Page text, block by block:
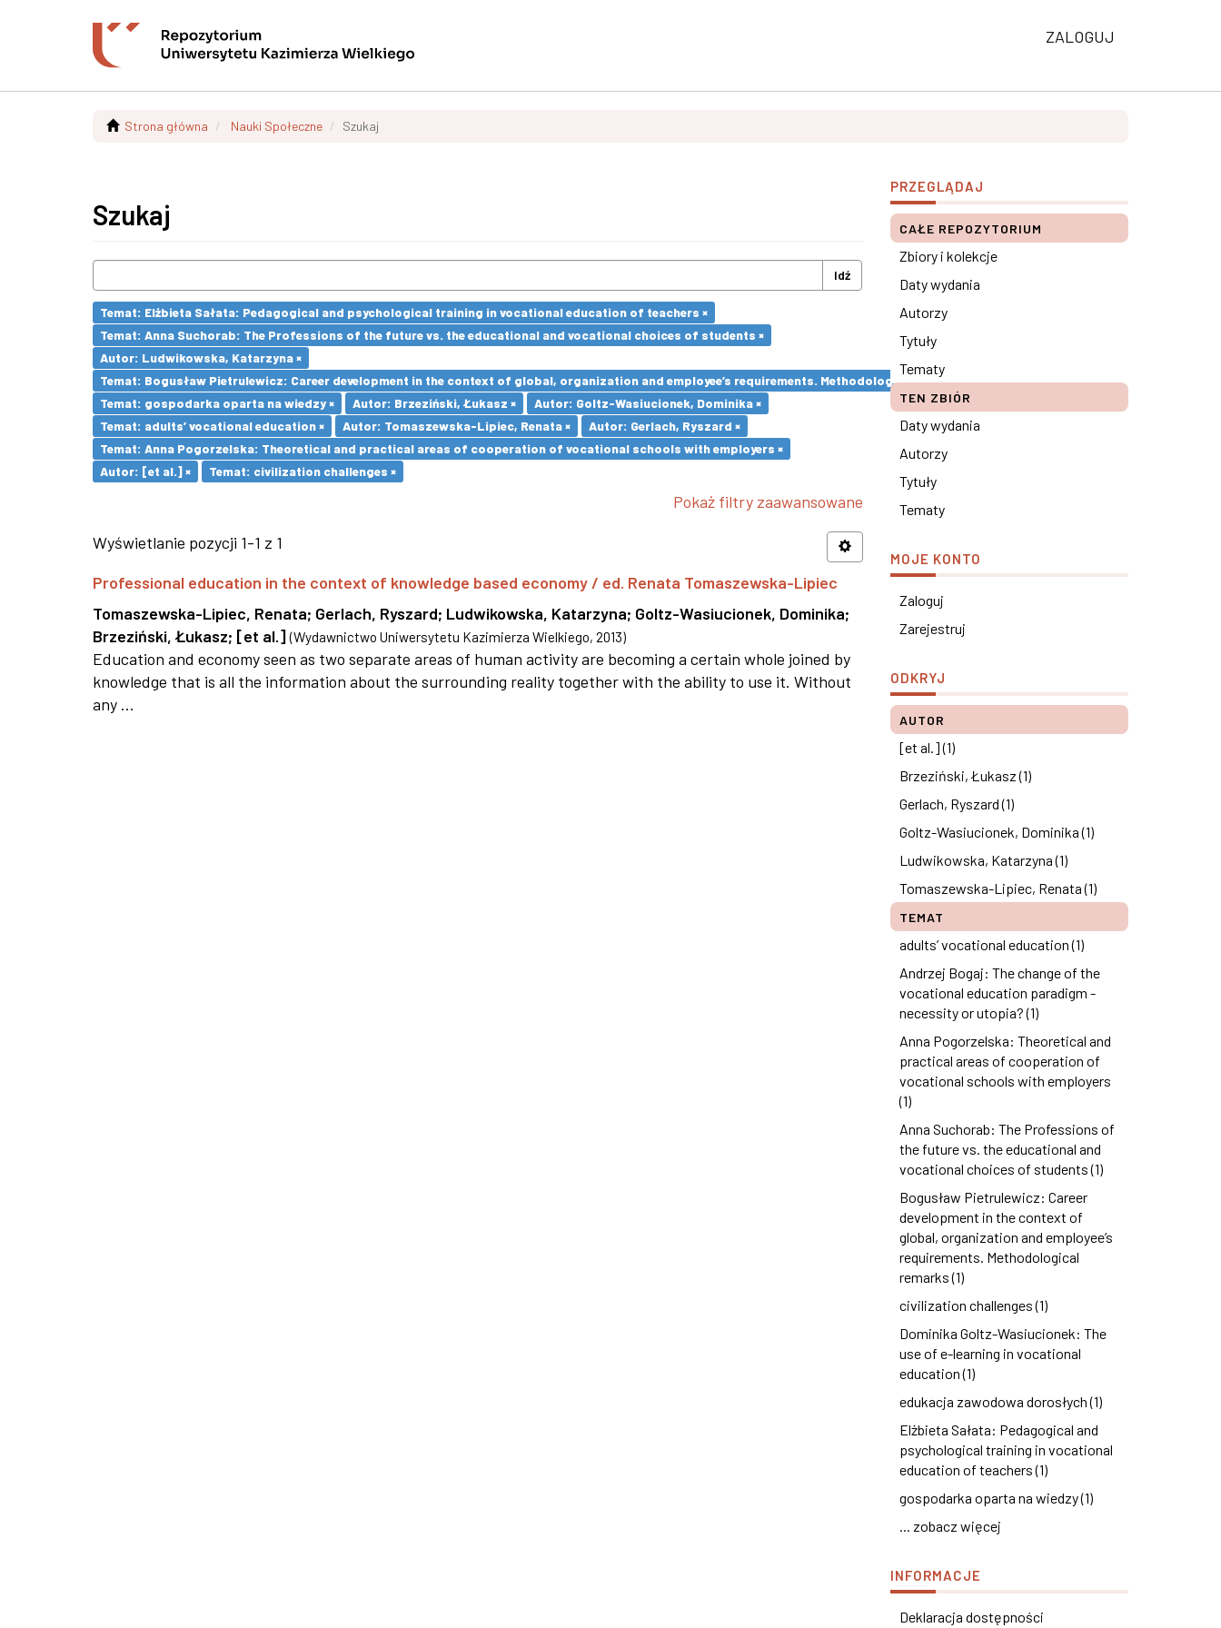
ZALOGUJ
Strona główna Nauki Społeczne Szukaj
Szukaj
Idź
Temat: Elżbieta Sałata: Pedagogical and psychological training in vocational education of teachers ×
Temat: Anna Suchorab: The Professions of the future vs. the educational and vocational choices of students ×
Autor: Ludwikowska, Katarzyna ×
Temat: Bogusław Pietrulewicz: Career development in the context of global, organization and employee’s requirements. Methodological remarks ×
Temat: gospodarka oparta na wiedzy ×
Autor: Brzeziński, Łukasz ×
Autor: Goltz-Wasiucionek, Dominika ×
Temat: adults’ vocational education ×
Autor: Tomaszewska-Lipiec, Renata ×
Autor: Gerlach, Ryszard ×
Temat: Anna Pogorzelska: Theoretical and practical areas of cooperation of vocational schools with employers ×
Autor: [et al.] ×
Temat: civilization challenges ×
Pokaż filtry zaawansowane
Wyświetlanie pozycji 1-1 z 1
Professional education in the context of knowledge based economy / ed. Renata Tomaszewska-Lipiec
Tomaszewska-Lipiec, Renata; Gerlach, Ryszard; Ludwikowska, Katarzyna; Goltz-Wasiucionek, Dominika;
Brzeziński, Łukasz; [et al.] (Wydawnictwo Uniwersytetu Kazimierza Wielkiego, 2013)
Education and economy seen as two separate areas of human activity are becoming a certain whole joined by
knowledge that is all the information about the surrounding reality together with the ability to use it. Without
any ...
PRZEGLĄDAJ
CAŁE REPOZYTORIUM
Zbiory i kolekcje
Daty wydania
Autorzy
Tytuły
Tematy
TEN ZBIÓR
Daty wydania
Autorzy
Tytuły
Tematy
MOJE KONTO
Zaloguj
Zarejestruj
ODKRYJ
AUTOR
[et al.] (1)
Brzeziński, Łukasz (1)
Gerlach, Ryszard (1)
Goltz-Wasiucionek, Dominika (1)
Ludwikowska, Katarzyna (1)
Tomaszewska-Lipiec, Renata (1)
TEMAT
adults’ vocational education (1)
Andrzej Bogaj: The change of the
vocational education paradigm -
necessity or utopia? (1)
Anna Pogorzelska: Theoretical and
practical areas of cooperation of
vocational schools with employers
(1)
Anna Suchorab: The Professions of
the future vs. the educational and
vocational choices of students (1)
Bogusław Pietrulewicz: Career
development in the context of
global, organization and employee’s
requirements. Methodological
remarks (1)
civilization challenges (1)
Dominika Goltz-Wasiucionek: The
use of e-learning in vocational
education (1)
edukacja zawodowa dorosłych (1)
Elżbieta Sałata: Pedagogical and
psychological training in vocational
education of teachers (1)
gospodarka oparta na wiedzy (1)
... zobacz więcej
INFORMACJE
Deklaracja dostępności